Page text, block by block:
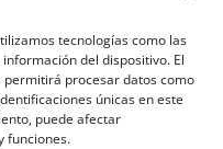
tecnologías como las
del dispositivo. El
procesar datos como
únicas en este
puede afectar
funciones.